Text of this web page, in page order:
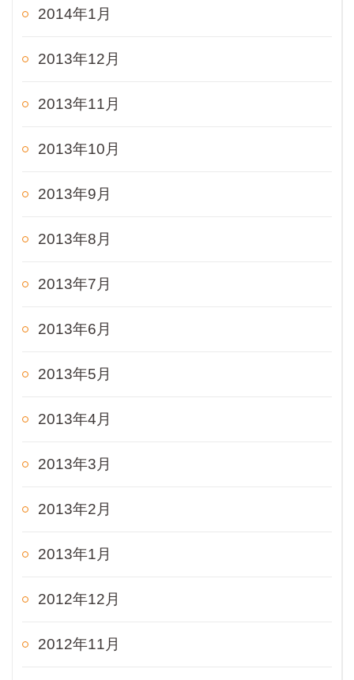
2014年1月
2013年12月
2013年11月
2013年10月
2013年9月
2013年8月
2013年7月
2013年6月
2013年5月
2013年4月
2013年3月
2013年2月
2013年1月
2012年12月
2012年11月